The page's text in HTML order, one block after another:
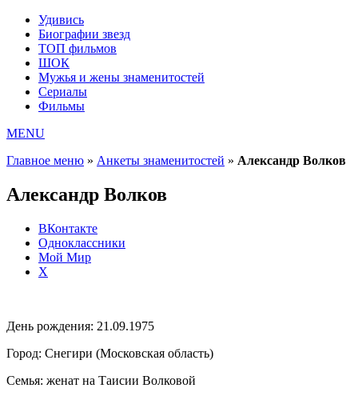
Удивись
Биографии звезд
ТОП фильмов
ШОК
Мужья и жены знаменитостей
Сериалы
Фильмы
MENU
Главное меню » Анкеты знаменитостей » Александр Волков
Александр Волков
ВКонтакте
Одноклассники
Мой Мир
X
День рождения: 21.09.1975
Город: Снегири (Московская область)
Семья: женат на Таисии Волковой